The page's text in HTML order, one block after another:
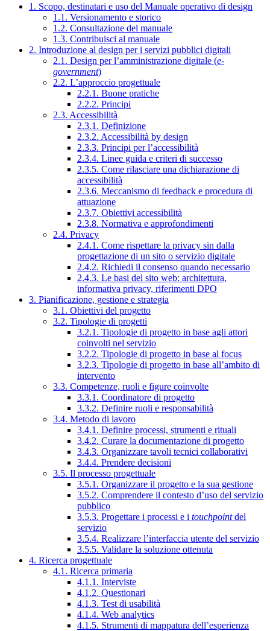
1. Scopo, destinatari e uso del Manuale operativo di design
1.1. Versionamento e storico
1.2. Consultazione del manuale
1.3. Contribuisci al manuale
2. Introduzione al design per i servizi pubblici digitali
2.1. Design per l’amministrazione digitale (e-
government)
2.2. L’approccio progettuale
2.2.1. Buone pratiche
2.2.2. Principi
2.3. Accessibilità
2.3.1. Definizione
2.3.2. Accessibilità by design
2.3.3. Principi per l’accessibilità
2.3.4. Linee guida e criteri di successo
2.3.5. Come rilasciare una dichiarazione di
accessibilità
2.3.6. Meccanismo di feedback e procedura di
attuazione
2.3.7. Obiettivi accessibilità
2.3.8. Normativa e approfondimenti
2.4. Privacy
2.4.1. Come rispettare la privacy sin dalla
progettazione di un sito o servizio digitale
2.4.2. Richiedi il consenso quando necessario
2.4.3. Le basi del sito web: architettura,
informativa privacy, riferimenti DPO
3. Pianificazione, gestione e strategia
3.1. Obiettivi del progetto
3.2. Tipologie di progetti
3.2.1. Tipologie di progetto in base agli attori
coinvolti nel servizio
3.2.2. Tipologie di progetto in base al focus
3.2.3. Tipologie di progetto in base all’ambito di
intervento
3.3. Competenze, ruoli e figure coinvolte
3.3.1. Coordinatore di progetto
3.3.2. Definire ruoli e responsabilità
3.4. Metodo di lavoro
3.4.1. Definire processi, strumenti e rituali
3.4.2. Curare la documentazione di progetto
3.4.3. Organizzare tavoli tecnici collaborativi
3.4.4. Prendere decisioni
3.5. Il processo progettuale
3.5.1. Organizzare il progetto e la sua gestione
3.5.2. Comprendere il contesto d’uso del servizio
pubblico
3.5.3. Progettare i processi e i touchpointdel
servizio
3.5.4. Realizzare l’interfaccia utente del servizio
3.5.5. Validare la soluzione ottenuta
4. Ricerca progettuale
4.1. Ricerca primaria
4.1.1. Interviste
4.1.2. Questionari
4.1.3. Test di usabilità
4.1.4. Web analytics
4.1.5. Strumenti di mappatura dell’esperienza